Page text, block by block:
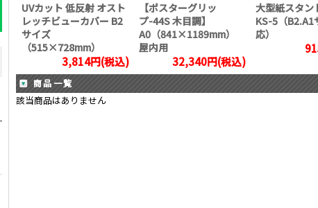
UVカット 低反射 オスト
レッチビューカバー B2
サイズ
（515×728mm）
3,814円(税込)
【ポスターグリッ
プ-44S 木目調】
A0（841×1189mm）
屋内用
32,340円(税込)
大型紙スタン
KS-5（B2.A1
応）
商品一覧
該当商品はありません